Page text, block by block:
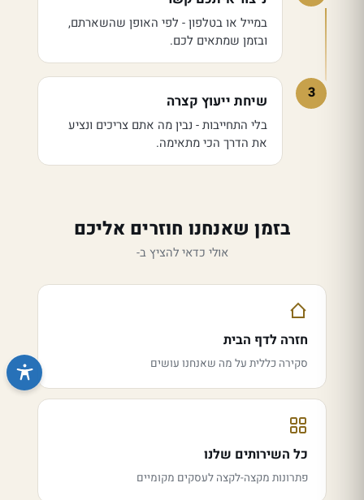
במייל או בטלפון - לפי האופן שהשארתם,
ובזמן שמתאים לכם.
3 שיחת ייעוץ קצרה
בלי התחייבות - נבין מה אתם צריכים ונציע
את הדרך הכי מתאימה.
בזמן שאנחנו חוזרים אליכם
אולי כדאי להציץ ב-
חזרה לדף הבית
סקירה כללית על מה שאנחנו עושים
כל השירותים שלנו
פתרונות מקצה-לקצה לעסקים מקומיים